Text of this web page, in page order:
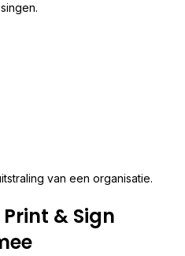
van een organisatie.
& Sign